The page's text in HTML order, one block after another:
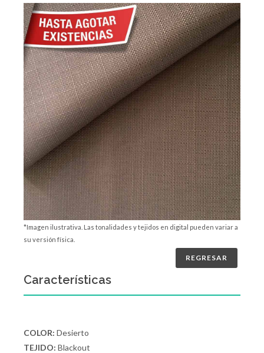
*Imagen ilustrativa. Las tonalidades y tejidos en digital pueden variar a
su versión física.
REGRESAR
Características
COLOR: Desierto
TEJIDO: Blackout